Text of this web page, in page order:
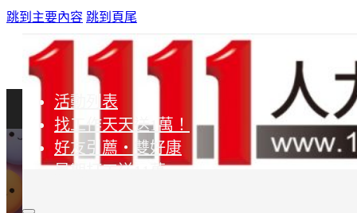
跳到主要內容 跳到頁尾
活動列表
找工作天天送1萬！
好友引薦・雙好康
暑期打工送11萬
全國各大學《最夯系所短影音大賽》